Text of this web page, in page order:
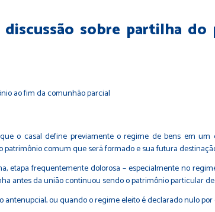
discussão sobre partilha
o casal define previamente o regime de bens em
comum que será formado e sua futura
etapa frequentemente dolorosa – especialmente no
antes da união continuou sendo o patrimônio particular
ou quando o regime eleito é declarado nulo